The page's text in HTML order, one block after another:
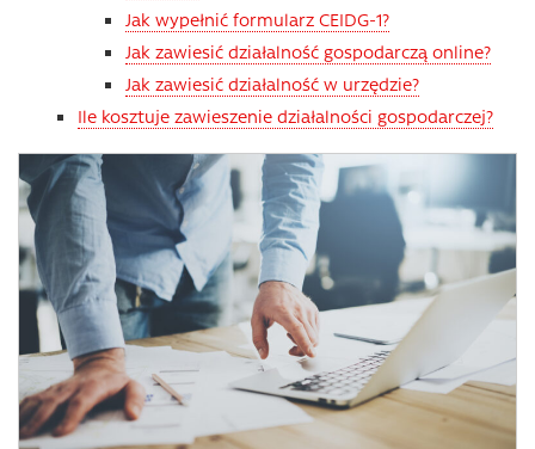
Jak wypełnić formularz CEIDG-1?
Jak zawiesić działalność gospodarczą online?
Jak zawiesić działalność w urzędzie?
Ile kosztuje zawieszenie działalności gospodarczej?